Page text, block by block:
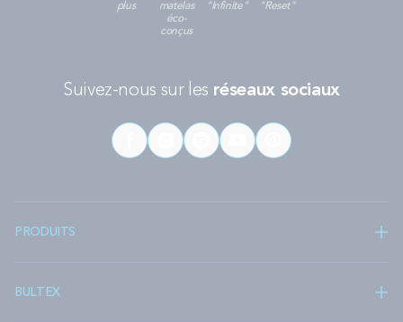
plus
matelas
éco-
conçus
"Infinite"
"Reset"
Suivez-nous sur les réseaux sociaux
PRODUITS
BULTEX